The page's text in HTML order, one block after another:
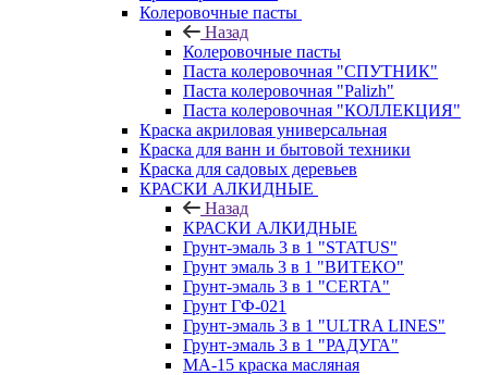
Колеровочные пасты
Назад
Колеровочные пасты
Паста колеровочная "СПУТНИК"
Паста колеровочная "Palizh"
Паста колеровочная "КОЛЛЕКЦИЯ"
Краска акриловая универсальная
Краска для ванн и бытовой техники
Краска для садовых деревьев
КРАСКИ АЛКИДНЫЕ
Назад
КРАСКИ АЛКИДНЫЕ
Грунт-эмаль 3 в 1 "STATUS"
Грунт эмаль 3 в 1 "ВИТЕКО"
Грунт-эмаль 3 в 1 "CERTA"
Грунт ГФ-021
Грунт-эмаль 3 в 1 "ULTRA LINES"
Грунт-эмаль 3 в 1 "РАДУГА"
МА-15 краска масляная